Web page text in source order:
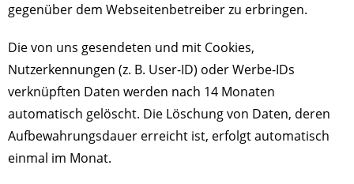
gegenüber dem Webseitenbetreiber zu erbringen.
Die von uns gesendeten und mit Cookies,
Nutzerkennungen (z. B. User-ID) oder Werbe-IDs
verknüpften Daten werden nach 14 Monaten
automatisch gelöscht. Die Löschung von Daten, deren
Aufbewahrungsdauer erreicht ist, erfolgt automatisch
einmal im Monat.